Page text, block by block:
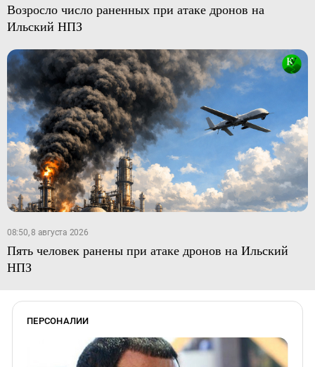
Возросло число раненных при атаке дронов на
Ильский НПЗ
08:50, 8 августа 2026
Пять человек ранены при атаке дронов на Ильский
НПЗ
ПЕРСОНАЛИИ